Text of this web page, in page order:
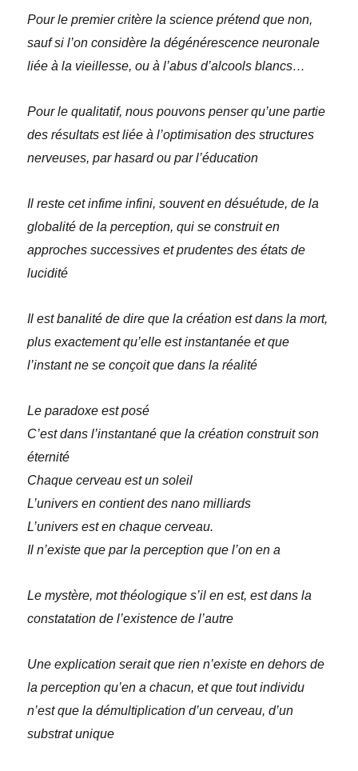
Pour le premier critère la science prétend que non,
sauf si l’on considère la dégénérescence neuronale
liée à la vieillesse, ou à l’abus d’alcools blancs…
Pour le qualitatif, nous pouvons penser qu’une partie
des résultats est liée à l’optimisation des structures
nerveuses, par hasard ou par l’éducation
Il reste cet infime infini, souvent en désuétude, de la
globalité de la perception, qui se construit en
approches successives et prudentes des états de
lucidité
Il est banalité de dire que la création est dans la mort,
plus exactement qu’elle est instantanée et que
l’instant ne se conçoit que dans la réalité
Le paradoxe est posé
C’est dans l’instantané que la création construit son
éternité
Chaque cerveau est un soleil
L’univers en contient des nano milliards
L’univers est en chaque cerveau.
Il n’existe que par la perception que l’on en a
Le mystère, mot théologique s’il en est, est dans la
constatation de l’existence de l’autre
Une explication serait que rien n’existe en dehors de
la perception qu’en a chacun, et que tout individu
n’est que la démultiplication d’un cerveau, d’un
substrat unique